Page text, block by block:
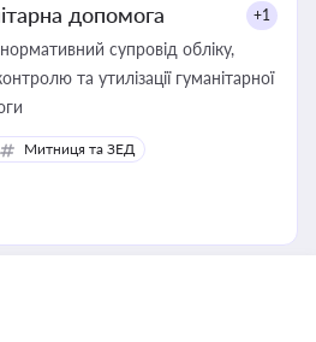
допомога +1
супровід обліку,
та утилізації гуманітарної
Митниця та ЗЕД